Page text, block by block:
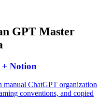
GPT Master
Notion
manual ChatGPT organization
conventions, and copied